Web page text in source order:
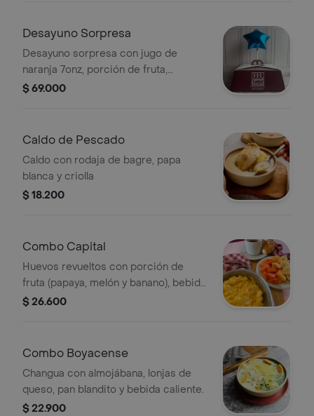
Desayuno Sorpresa
Desayuno sorpresa con jugo de
naranja 7onz, porción de fruta,
almojábana, pan de queso, mogolla,
$ 69.000
Caldo de Pescado
Caldo con rodaja de bagre, papa
blanca y criolla
$ 18.200
Combo Capital
Huevos revueltos con porción de
fruta (papaya, melón y banano), bebida
caliente y pan blandito.
$ 26.600
Combo Boyacense
Changua con almojábana, lonjas de
queso, pan blandito y bebida caliente.
$ 22.900